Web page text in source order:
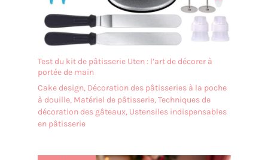
Test du kit de pâtisserie Uten : l’art de décorer à
portée de main
Cake design, Décoration des pâtisseries à la poche
à douille, Matériel de pâtisserie,Techniques de
décoration des gâteaux, Ustensiles indispensables
en pâtisserie